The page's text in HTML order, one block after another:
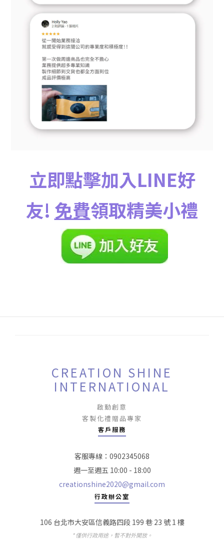
立即點擊加入LINE好
友! 免費領取精美小禮
CREATION SHINE
INTERNATIONAL
啟動創意
客製化禮贈品專家
客戶服務
客服專線：0902345068
週一至週五 10:00 - 18:00
creationshine2020@gmail.com
行政辦公室
106 台北市大安區信義路四段 199 巷 23 號 1 樓
* 僅供行政用途，暫不對外開放。